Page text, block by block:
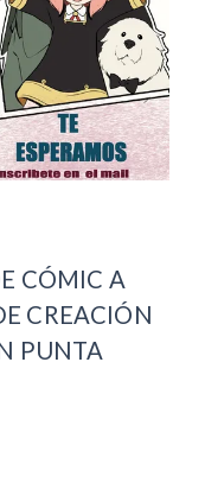
CÓMIC A
CREACIÓN
PUNTA